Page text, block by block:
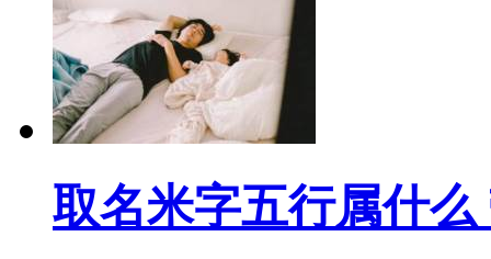
取名米字五行属什